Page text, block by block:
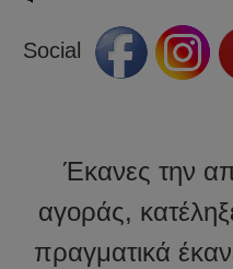
Social
Έκανες την
αγοράς,
πραγματικά